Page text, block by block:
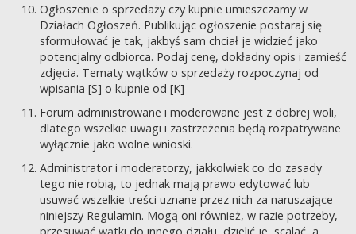
Ogłoszenie o sprzedaży czy kupnie umieszczamy w
Działach Ogłoszeń. Publikując ogłoszenie postaraj się
sformułować je tak, jakbyś sam chciał je widzieć jako
potencjalny odbiorca. Podaj cenę, dokładny opis i zamieść
zdjęcia. Tematy wątków o sprzedaży rozpoczynaj od
wpisania [S] o kupnie od [K]
Forum administrowane i moderowane jest z dobrej woli,
dlatego wszelkie uwagi i zastrzeżenia będą rozpatrywane
wyłącznie jako wolne wnioski.
Administrator i moderatorzy, jakkolwiek co do zasady
tego nie robią, to jednak mają prawo edytować lub
usuwać wszelkie treści uznane przez nich za naruszające
niniejszy Regulamin. Mogą oni również, w razie potrzeby,
przesuwać wątki do innego działu, dzielić je, scalać, a